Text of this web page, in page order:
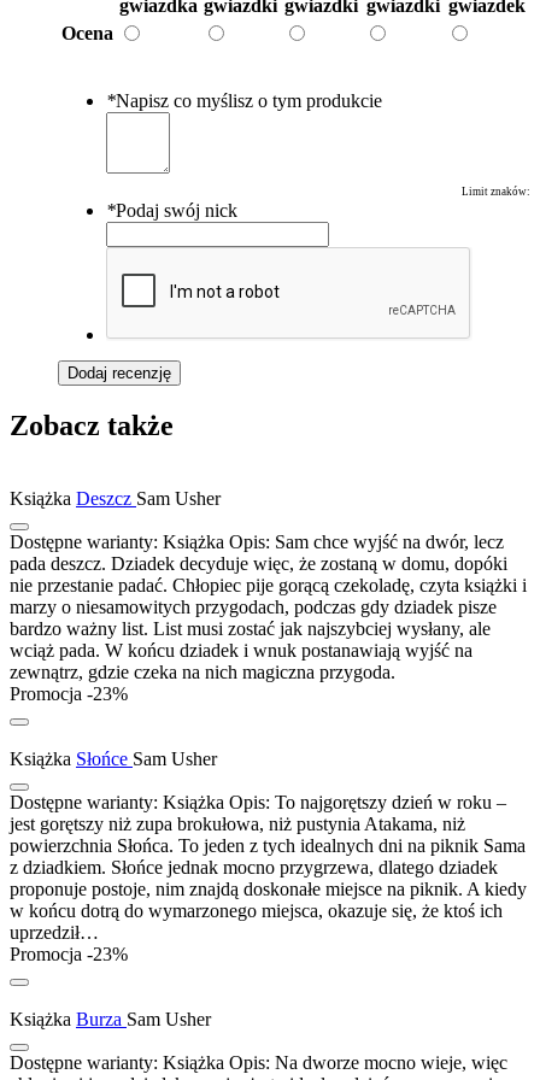
gwiazdka gwiazdki gwiazdki gwiazdki gwiazdek
Ocena
*Napisz co myślisz o tym produkcie
Limit znaków:
*Podaj swój nick
Dodaj recenzję
Zobacz także
Książka Deszcz Sam Usher
Dostępne warianty: Książka Opis: Sam chce wyjść na dwór, lecz
pada deszcz. Dziadek decyduje więc, że zostaną w domu, dopóki
nie przestanie padać. Chłopiec pije gorącą czekoladę, czyta książki i
marzy o niesamowitych przygodach, podczas gdy dziadek pisze
bardzo ważny list. List musi zostać jak najszybciej wysłany, ale
wciąż pada. W końcu dziadek i wnuk postanawiają wyjść na
zewnątrz, gdzie czeka na nich magiczna przygoda.
Promocja -23%
Książka Słońce Sam Usher
Dostępne warianty: Książka Opis: To najgorętszy dzień w roku –
jest gorętszy niż zupa brokułowa, niż pustynia Atakama, niż
powierzchnia Słońca. To jeden z tych idealnych dni na piknik Sama
z dziadkiem. Słońce jednak mocno przygrzewa, dlatego dziadek
proponuje postoje, nim znajdą doskonałe miejsce na piknik. A kiedy
w końcu dotrą do wymarzonego miejsca, okazuje się, że ktoś ich
uprzedził…
Promocja -23%
Książka Burza Sam Usher
Dostępne warianty: Książka Opis: Na dworze mocno wieje, więc